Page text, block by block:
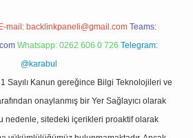
E-mail: backlinkpaneli@gmail.com Teams:
Whatsapp: 0262 606 0 726 Telegram:
@karabul
Sayılı Kanun gereğince Bilgi Teknolojileri ve
onaylanmış bir Yer Sağlayıcı olarak
nedenle, sitedeki içerikleri proaktif olarak